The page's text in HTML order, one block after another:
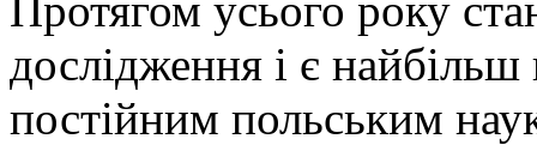
дослідження і є
постійним польським